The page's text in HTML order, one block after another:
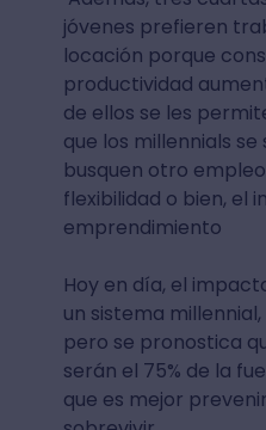
jóvenes prefieren
locación porque
productividad
de ellos se les
que los millennials
busquen otro
flexibilidad o bien, el
emprendimiento
Hoy en día, el
un sistema
pero se pronostica
serán el 75% de la
que es mejor